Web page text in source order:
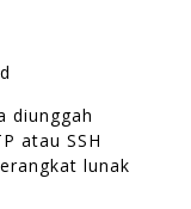
diunggah
atau SSH
lunak